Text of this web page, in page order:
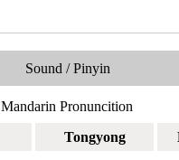
Sound / Pinyin
Mandarin Pronuncition
Tongyong